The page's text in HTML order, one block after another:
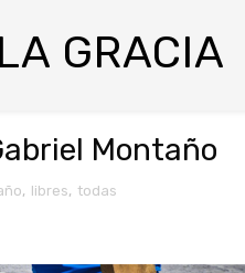
GRACIA
Montaño
, libres, todas